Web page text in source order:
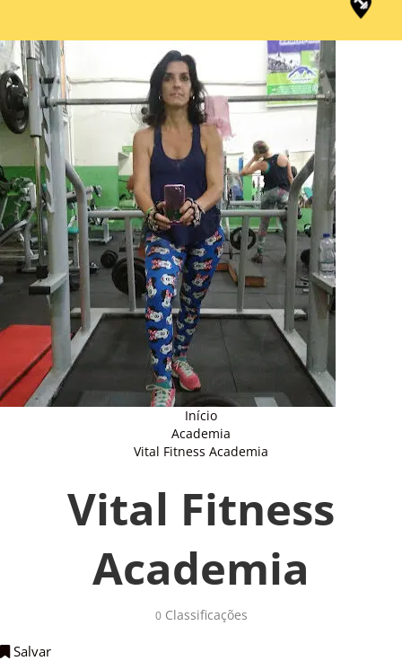
Início
Academia
Vital Fitness Academia
Vital Fitness
Academia
0Classificações
Salvar